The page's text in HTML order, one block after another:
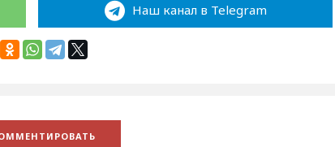
Наш канал в Telegram